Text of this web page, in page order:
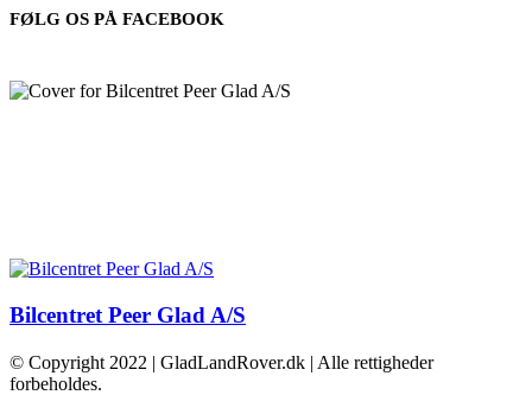
FØLG OS PÅ FACEBOOK
Bilcentret Peer Glad A/S
© Copyright 2022 | GladLandRover.dk | Alle rettigheder
forbeholdes.